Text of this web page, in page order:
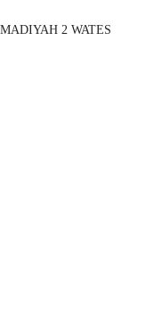
2 WATES